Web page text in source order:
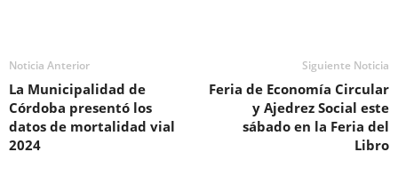
Noticia Anterior
La Municipalidad de
Córdoba presentó los
datos de mortalidad vial
2024
Siguiente Noticia
Feria de Economía Circular
y Ajedrez Social este
sábado en la Feria del
Libro